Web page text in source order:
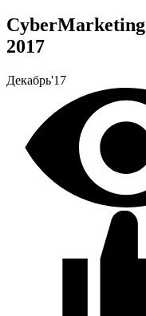
CyberMarketing
2017
Декабрь'17